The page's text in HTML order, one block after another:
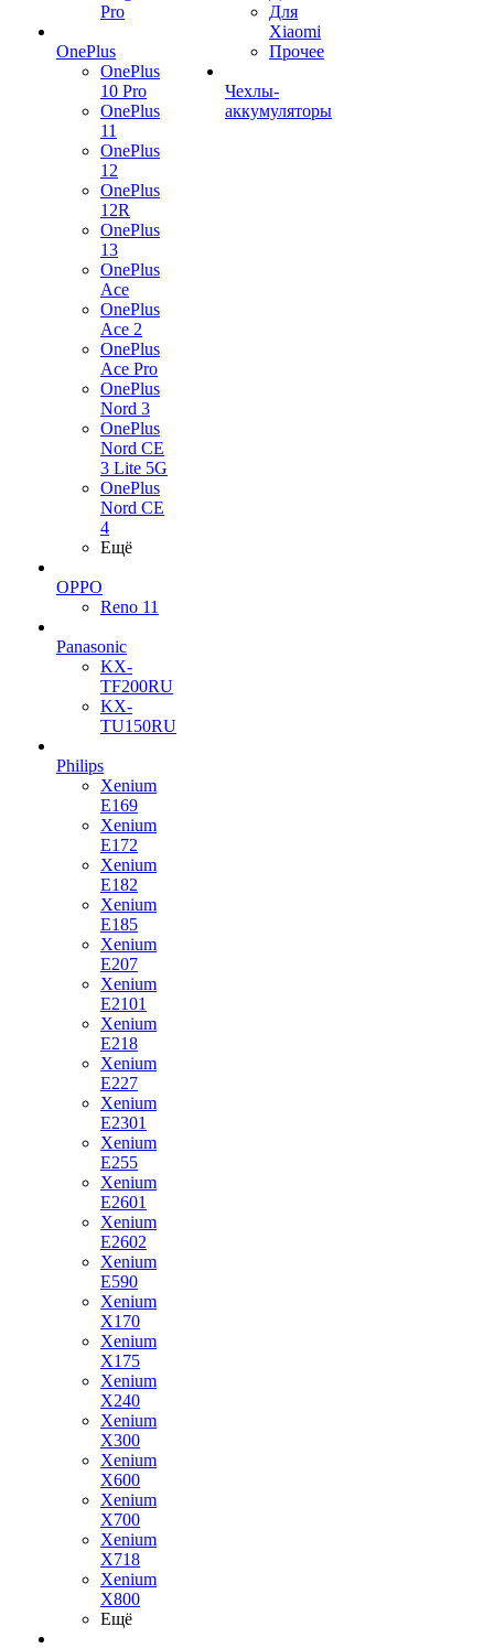
Pro
OnePlus
OnePlus
10 Pro
OnePlus
11
OnePlus
12
OnePlus
12R
OnePlus
13
OnePlus
Ace
OnePlus
Ace 2
OnePlus
Ace Pro
OnePlus
Nord 3
OnePlus
Nord CE
3 Lite 5G
OnePlus
Nord CE
4
Ещё
OPPO
Reno 11
Panasonic
KX-
TF200RU
KX-
TU150RU
Philips
Xenium
E169
Xenium
E172
Xenium
E182
Xenium
E185
Xenium
E207
Xenium
E2101
Xenium
E218
Xenium
E227
Xenium
E2301
Xenium
E255
Xenium
E2601
Xenium
E2602
Xenium
E590
Xenium
X170
Xenium
X175
Xenium
X240
Xenium
X300
Xenium
X600
Xenium
X700
Xenium
X718
Xenium
X800
Ещё
Для
Xiaomi
Прочее
Чехлы-
аккумуляторы